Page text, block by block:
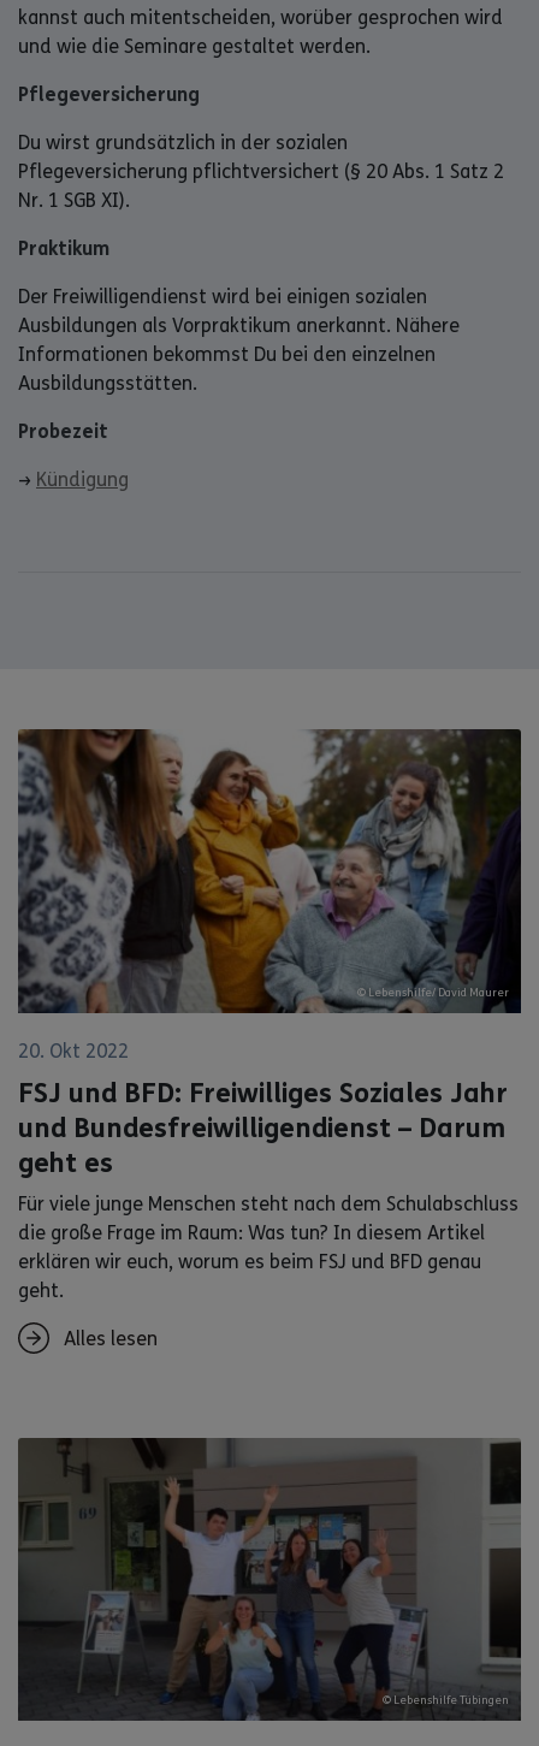
kannst auch mitentscheiden, worüber gesprochen wird
und wie die Seminare gestaltet werden.
Pflegeversicherung
Du wirst grundsätzlich in der sozialen
Pflegeversicherung pflichtversichert (§ 20 Abs. 1 Satz 2
Nr. 1 SGB XI).
Praktikum
Der Freiwilligendienst wird bei einigen sozialen
Ausbildungen als Vorpraktikum anerkannt. Nähere
Informationen bekommst Du bei den einzelnen
Ausbildungsstätten.
Probezeit
→ Kündigung
© Lebenshilfe/ David Maurer
20. Okt 2022
FSJ und BFD: Freiwilliges Soziales Jahr
und Bundesfreiwilligendienst – Darum
geht es
Für viele junge Menschen steht nach dem Schulabschluss
die große Frage im Raum: Was tun? In diesem Artikel
erklären wir euch, worum es beim FSJ und BFD genau
geht.
Alles lesen
© Lebenshilfe Tübingen